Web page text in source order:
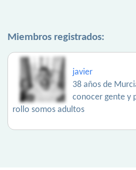
Miembros registrados:
javier
38 años de
conocer gente y
rollo somos adultos